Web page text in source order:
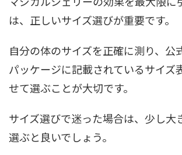
は、正しいサイズ選びが重要です。
自分の体のサイズを正確に測り、公
パッケージに記載されているサイズ
せて選ぶことが大切です。
サイズ選びで迷った場合は、少し大
選ぶと良いでしょう。